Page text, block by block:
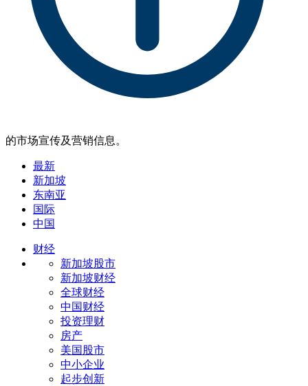
的市场宣传及营销信息。
最新
新加坡
东南亚
国际
中国
财经
新加坡股市
新加坡财经
全球财经
中国财经
投资理财
房产
美国股市
中小企业
起步创新